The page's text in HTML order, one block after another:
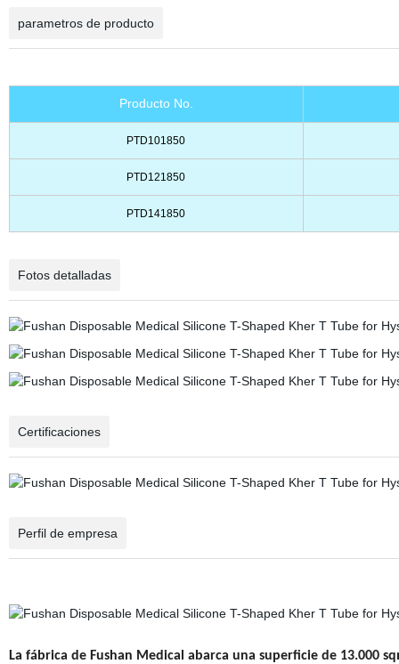
parametros de producto
Producto No.
PTD101850
PTD121850
PTD141850
Fotos detalladas
Certificaciones
Perfil de empresa
La fábrica de Fushan Medical abarca una superficie de 13.000